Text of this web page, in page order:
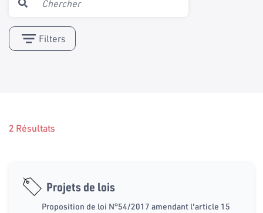
Filters
2 Résultats
Projets de lois
Proposition de loi N°54/2017 amendant l'article 15